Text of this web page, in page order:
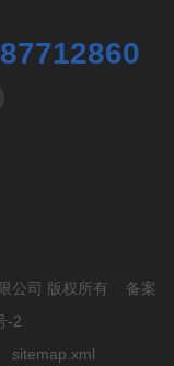
公司 版权所有 备案
-2
sitemap.xml